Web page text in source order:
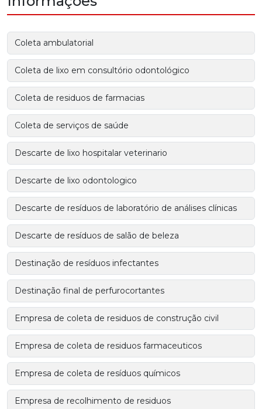
Coleta ambulatorial
Coleta de lixo em consultório odontológico
Coleta de residuos de farmacias
Coleta de serviços de saúde
Descarte de lixo hospitalar veterinario
Descarte de lixo odontologico
Descarte de resíduos de laboratório de análises clínicas
Descarte de resíduos de salão de beleza
Destinação de resíduos infectantes
Destinação final de perfurocortantes
Empresa de coleta de residuos de construção civil
Empresa de coleta de residuos farmaceuticos
Empresa de coleta de resíduos químicos
Empresa de recolhimento de residuos